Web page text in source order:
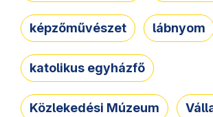
képzőművészet lábnyom
katolikus egyházfő
Közlekedési Múzeum